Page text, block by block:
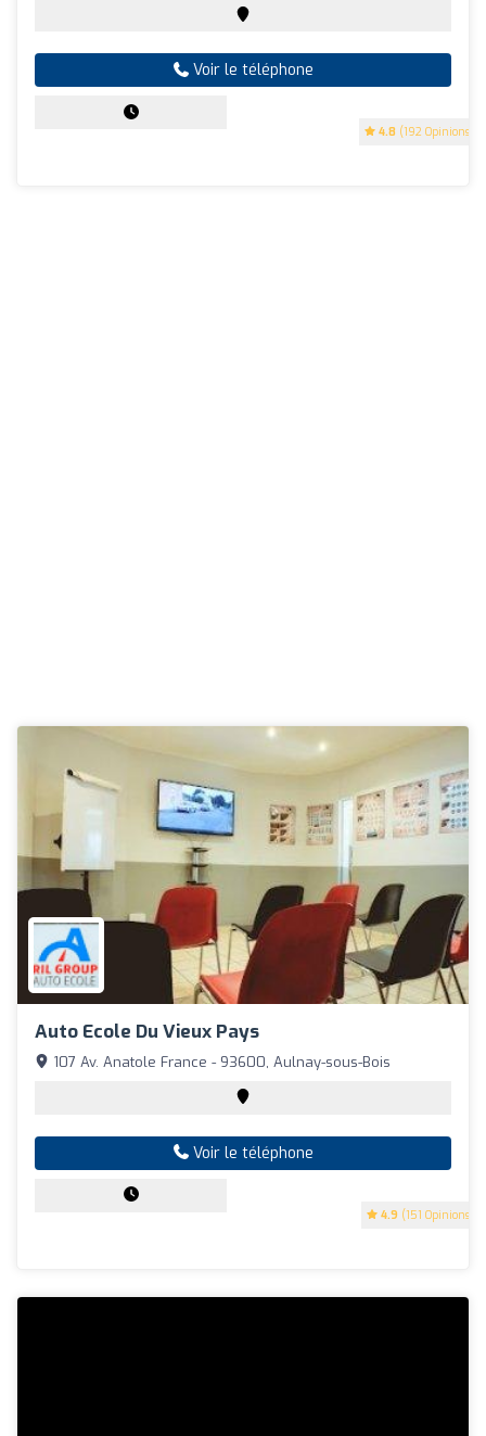
4.8 (192 Opinions)
Voir le téléphone
Auto Ecole Du Vieux Pays
4.9 (151 Opinions)
107 Av. Anatole France - 93600, Aulnay-sous-Bois
Voir le téléphone